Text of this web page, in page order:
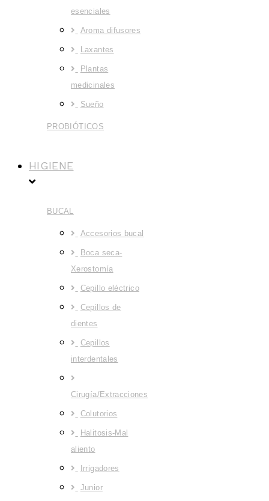
esenciales
Aroma difusores
Laxantes
Plantas
medicinales
Sueño
PROBIÓTICOS
HIGIENE
BUCAL
Accesorios bucal
Boca seca-
Xerostomía
Cepillo eléctrico
Cepillos de
dientes
Cepillos
interdentales
Cirugía/Extracciones
Colutorios
Halitosis-Mal
aliento
Irrigadores
Junior